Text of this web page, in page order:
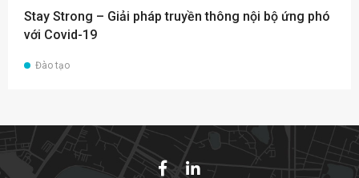
Stay Strong – Giải pháp truyền thông nội bộ ứng phó
với Covid-19
Đào tạo